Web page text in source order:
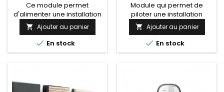
Ce module permet
d'alimenter une installation
domotique KNX. Il existe 4
alimentations 160mA,
320mA, 640mA et 1280mA.
Dimensionnement de
 Ajouter au panier
 En stock
Module qui permet de
piloter une installation
domotique KNX via une
téléthèse infrarouge
handicap (Gewa One,
Gewa connect, Control
 Ajouter au panier
 En stock